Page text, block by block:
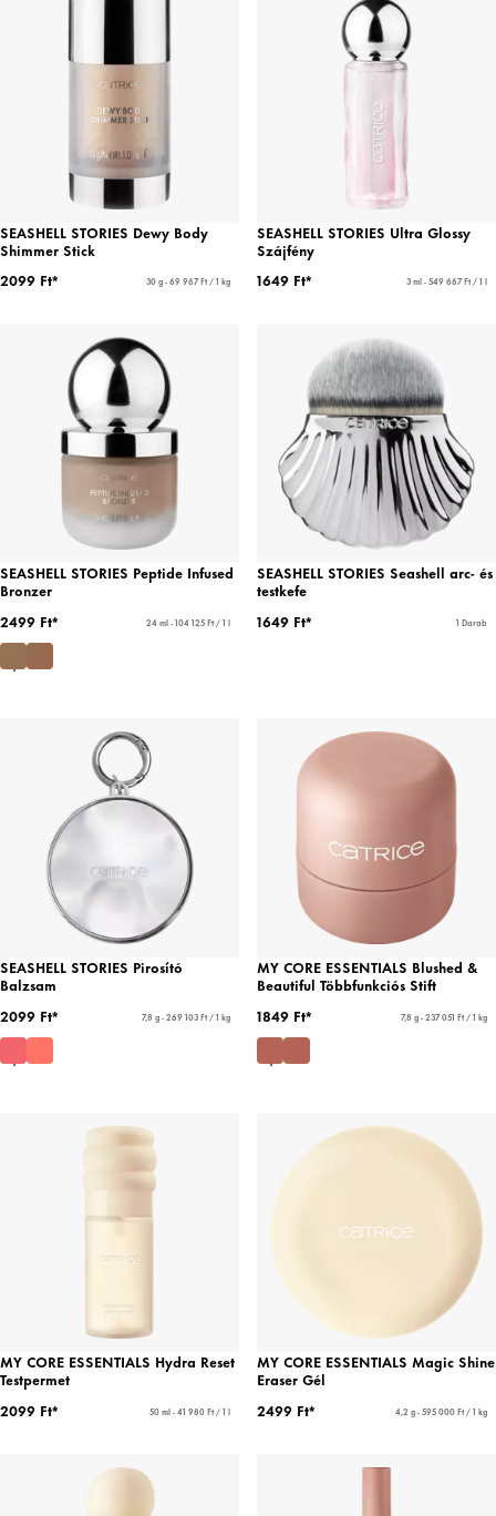
SEASHELL STORIES Dewy Body
Shimmer Stick
2099 Ft*
30 g - 69 967 Ft / 1 kg
SEASHELL STORIES Ultra Glossy
Szájfény
1649 Ft*
3 ml - 549 667 Ft / 1 l
SEASHELL STORIES Peptide Infused
Bronzer
2499 Ft*
24 ml - 104 125 Ft / 1 l
SEASHELL STORIES Seashell arc- és
testkefe
1649 Ft*
1 Darab
SEASHELL STORIES Pirosító
Balzsam
2099 Ft*
7,8 g - 269 103 Ft / 1 kg
MY CORE ESSENTIALS Blushed &
Beautiful Többfunkciós Stift
1849 Ft*
7,8 g - 237 051 Ft / 1 kg
MY CORE ESSENTIALS Hydra Reset
Testpermet
2099 Ft*
50 ml - 41 980 Ft / 1 l
MY CORE ESSENTIALS Magic Shine
Eraser Gél
2499 Ft*
4,2 g - 595 000 Ft / 1 kg